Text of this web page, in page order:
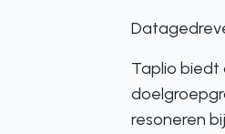
Taplio biedt
resoneren